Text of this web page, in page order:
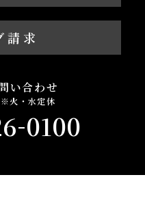
請求
い合わせ
火・水定休
-0100